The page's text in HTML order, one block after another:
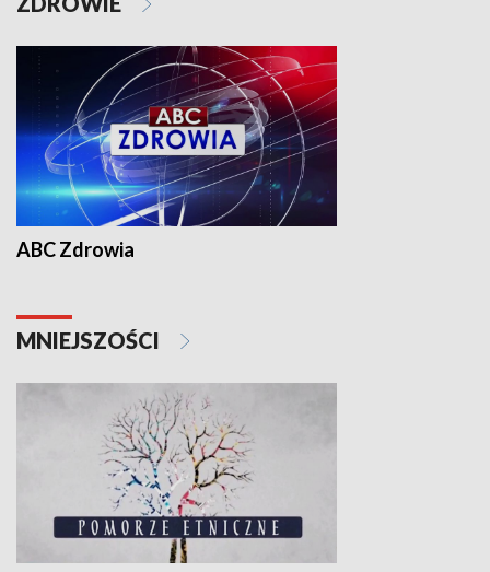
ABC Zdrowia
MNIEJSZOŚCI